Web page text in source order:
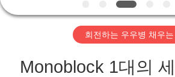
여
회전하는 우우병 채우는
Monoblock 1대의